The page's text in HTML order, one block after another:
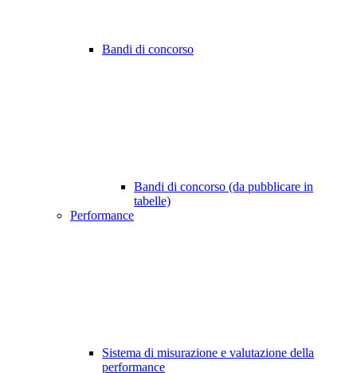
Bandi di concorso
Bandi di concorso (da pubblicare in
tabelle)
Performance
Sistema di misurazione e valutazione della
performance